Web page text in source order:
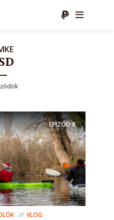
EPIZÓD8
VLOG